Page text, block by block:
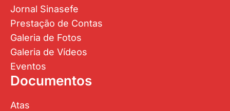
Jornal Sinasefe
Prestação de Contas
Galeria de Fotos
Galeria de Vídeos
Eventos
Documentos
Atas